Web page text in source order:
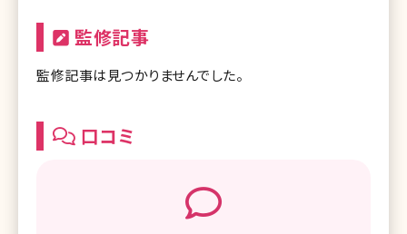
監修記事
監修記事は見つかりませんでした。
口コミ